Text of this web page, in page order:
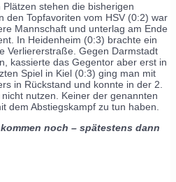
stehen die bisherigen
den Topfavoriten vom HSV (0:2) war
Mannschaft und unterlag am Ende
In Heidenheim (0:3) brachte ein
Verliererstraße. Gegen Darmstadt
kassierte das Gegentor aber erst in
Spiel in Kiel (0:3) ging man mit
in Rückstand und konnte in der 2.
nutzen. Keiner der genannten
dem Abstiegskampf zu tun haben.
noch – spätestens dann